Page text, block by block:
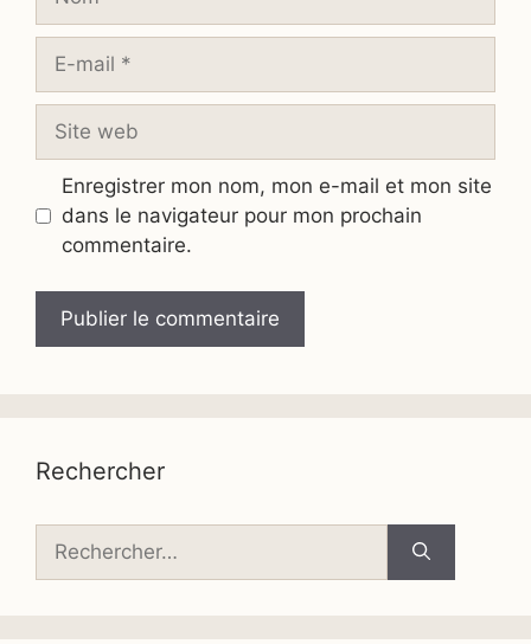
Site
Enregistrer mon nom, mon e-mail et mon site
dans le navigateur pour mon prochain
commentaire.
Rechercher